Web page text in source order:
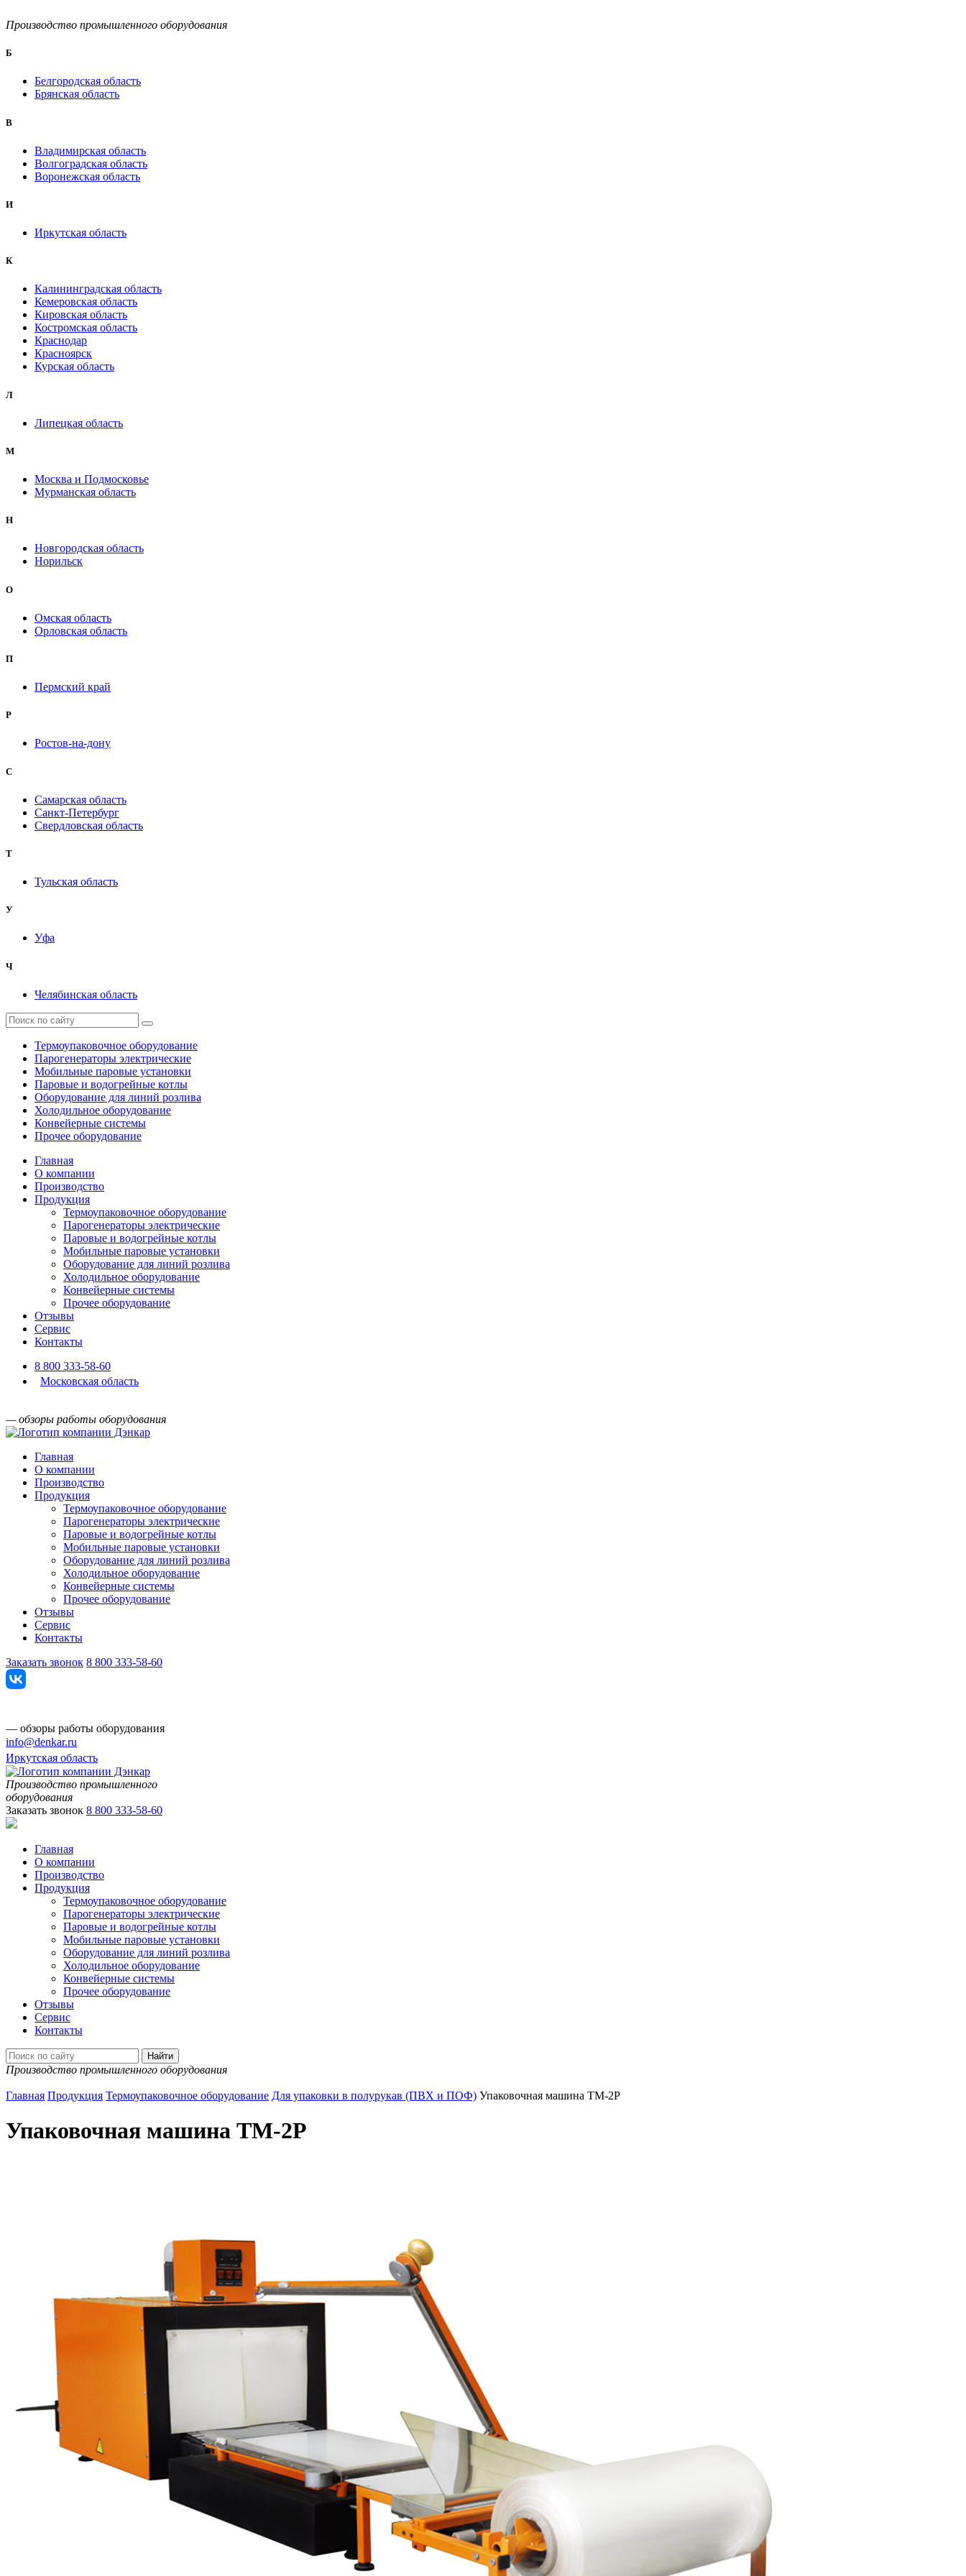
Производство промышленного оборудования
Б
Белгородская область
Брянская область
B
Владимирская область
Волгоградская область
Воронежская область
И
Иркутская область
К
Калининградская область
Кемеровская область
Кировская область
Костромская область
Краснодар
Красноярск
Курская область
Л
Липецкая область
М
Москва и Подмосковье
Мурманская область
Н
Новгородская область
Норильск
О
Омская область
Орловская область
П
Пермский край
Р
Ростов-на-дону
С
Самарская область
Санкт-Петербург
Свердловская область
Т
Тульская область
У
Уфа
Ч
Челябинская область
Термоупаковочное оборудование
Парогенераторы электрические
Мобильные паровые установки
Паровые и водогрейные котлы
Оборудование для линий розлива
Холодильное оборудование
Конвейерные системы
Прочее оборудование
Главная
О компании
Производство
Продукция
Термоупаковочное оборудование
Парогенераторы электрические
Паровые и водогрейные котлы
Мобильные паровые установки
Оборудование для линий розлива
Холодильное оборудование
Конвейерные системы
Прочее оборудование
Отзывы
Сервис
Контакты
8 800 333-58-60
Московская область
— обзоры работы оборудования
Главная
О компании
Производство
Продукция
Термоупаковочное оборудование
Парогенераторы электрические
Паровые и водогрейные котлы
Мобильные паровые установки
Оборудование для линий розлива
Холодильное оборудование
Конвейерные системы
Прочее оборудование
Отзывы
Сервис
Контакты
Заказать звонок 8 800 333-58-60
— обзоры работы оборудования
info@denkar.ru
Иркутская область
Производство промышленного
оборудования
Заказать звонок 8 800 333-58-60
Главная
О компании
Производство
Продукция
Термоупаковочное оборудование
Парогенераторы электрические
Паровые и водогрейные котлы
Мобильные паровые установки
Оборудование для линий розлива
Холодильное оборудование
Конвейерные системы
Прочее оборудование
Отзывы
Сервис
Контакты
Производство промышленного оборудования
Главная Продукция Термоупаковочное оборудование Для упаковки в полурукав (ПВХ и ПОФ) Упаковочная машина ТМ-2Р
Упаковочная машина ТМ-2Р